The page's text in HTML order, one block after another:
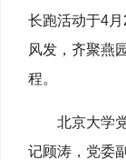
长跑活动于4
风发，齐聚燕
程。
北京大学
记顾涛，党委